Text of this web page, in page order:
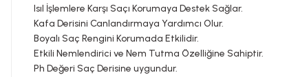
Isıl İşlemlere Karşı Saçı Korumaya Destek Sağlar.
Kafa Derisini Canlandırmaya Yardımcı Olur.
Boyalı Saç Rengini Korumada Etkilidir.
Etkili Nemlendirici ve Nem Tutma Özelliğine Sahiptir.
Ph Değeri Saç Derisine uygundur.